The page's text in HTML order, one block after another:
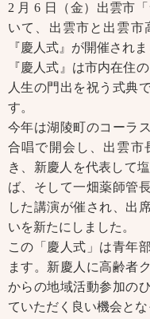
2 月 6 日（金）出雲市
いて、出雲市と出雲市
『慶人式』が開催されま
『慶人式』は市内在住
人生の門出を祝う式典
す。
今年は湖陵町のコーラ
合唱で開会し、出雲市
き、新慶人を代表して
ば、そして一畑薬師管
した講演が催され、出
いを新たにしました。
この「慶人式」は青年
ます。新慶人に高齢者
からの地域活動参加の
ていただく良い機会とな